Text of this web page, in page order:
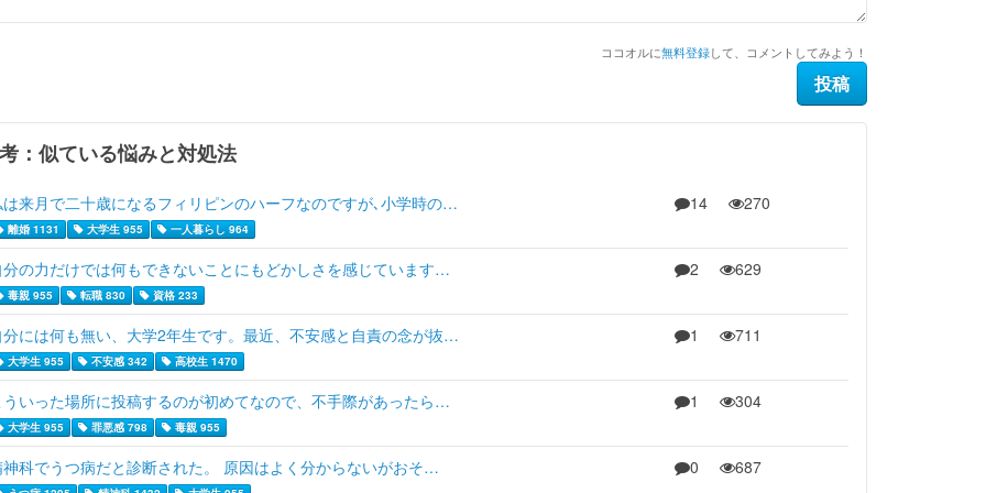
ココオルに無料登録して、コメントしてみよう！
：似ている悩みと対処法
は来月で二十歳になるフィリピンのハーフなのですが､小学時の…
離婚 1131 大学生 955 一人暮らし 964
14 270
分の力だけでは何もできないことにもどかしさを感じています…
毒親 955 転職 830 資格 233
2 629
分には何も無い、大学2年生です。最近、不安感と自責の念が抜…
大学生 955 不安感 342 高校生 1470
1 711
ういった場所に投稿するのが初めてなので、不手際があったら…
大学生 955 罪悪感 798 毒親 955
1 304
神科でうつ病だと診断された。 原因はよく分からないがおそ… 0 687